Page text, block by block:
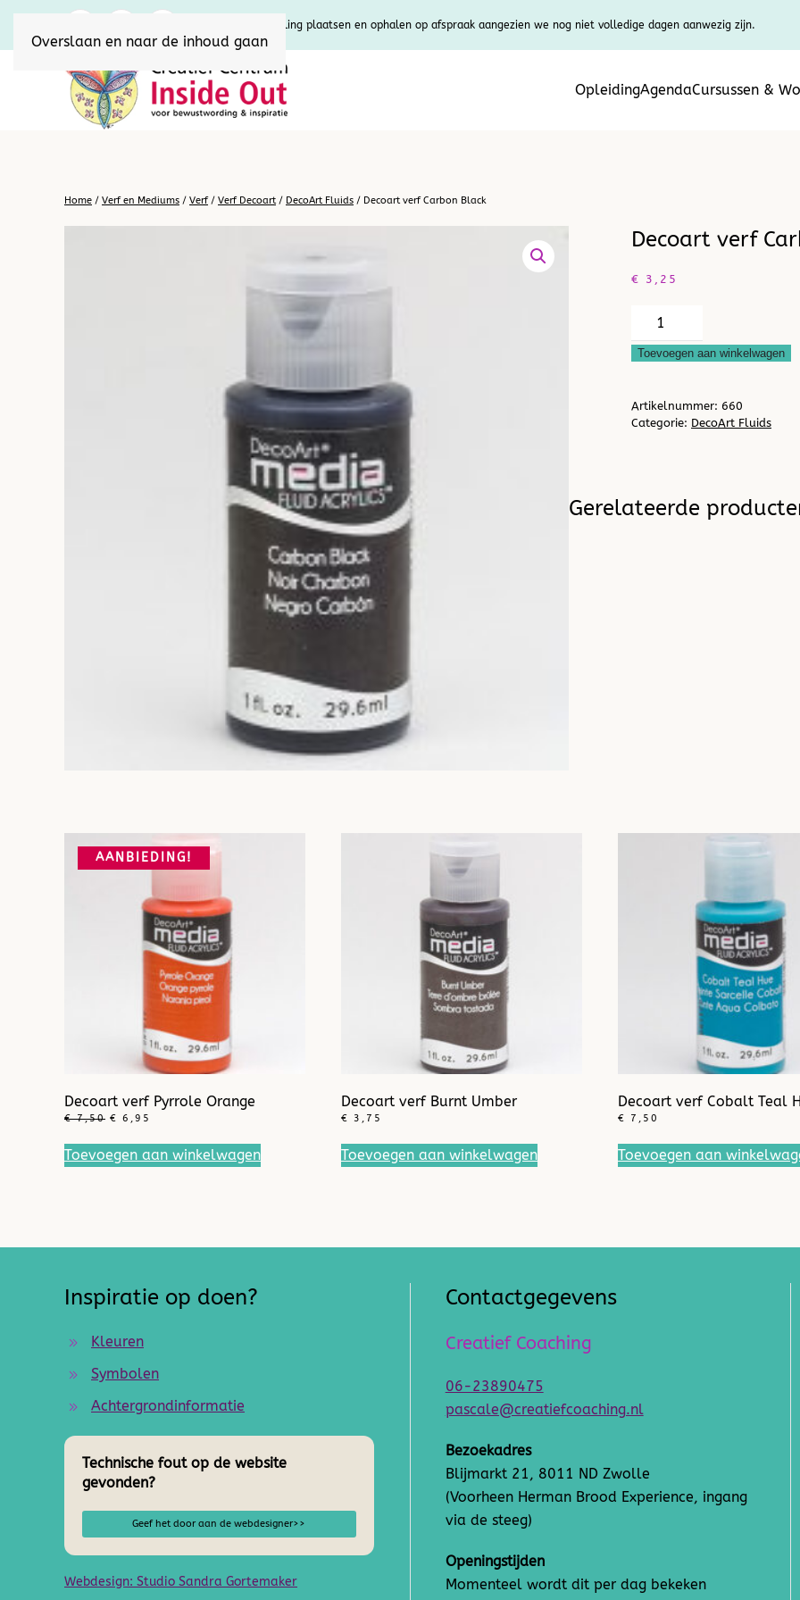
Overslaan en naar de inhoud gaan
U kunt uw bestelling plaatsen en ophalen op afspraak aangezien we nog niet volledige dagen aanwezig zijn.
OpleidingAgendaCursussen &
Home / Verf en Mediums / Verf/ Verf Decoart/ DecoArt Fluids / Decoart verf Carbon Black
Decoart verf
€ 3,25
Decoart
verf
Carbon
aantal
Toevoegen aan winkelwagen
Artikelnummer: 660
Categorie: DecoArt Fluids
Gerelateerde
AANBIEDING!
Decoart verf Pyrrole Orange
€7,50 OORSPRONKELIJKE
WAS:
€ 7,50.
€ 6,95
IS:
€ 6,95.
Toevoegen aan winkelwagen
Decoart verf Burnt Umber
€ 3,75
Toevoegen aan winkelwagen
Decoart verf Cobalt Teal
€ 7,50
Toevoegen aan
Inspiratie op doen?
Kleuren
Symbolen
Achtergrondinformatie
Technische fout op de website
gevonden?
Geef het door aan de webdesigner>>
Webdesign: Studio Sandra Gortemaker
Contactgegevens
Creatief Coaching
06-23890475
pascale@creatiefcoaching.nl
Bezoekadres
Blijmarkt 21, 8011 ND Zwolle
(Voorheen Herman Brood Experience, ingang
via de steeg)
Openingstijden
Momenteel wordt dit per dag bekeken